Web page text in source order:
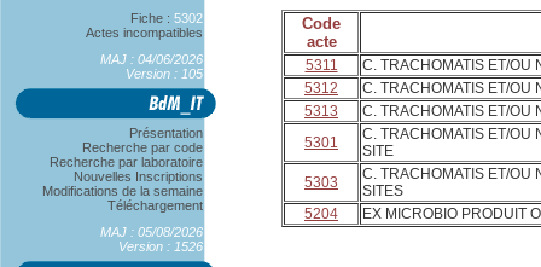
Fiche : 5302
Actes incompatibles
MAJ : 04/06/2026
Version : 105
Présentation
Recherche par code
Recherche par laboratoire
Nouvelles Inscriptions
Modifications de la semaine
Téléchargement
MAJ : 05/08/2026
Version : 1526
Code
acte
5311
C. TRACHOMATIS ET/OU
5312
C. TRACHOMATIS ET/OU
5313
C. TRACHOMATIS ET/OU
5301
C. TRACHOMATIS ET/OU
SITE
5303
C. TRACHOMATIS ET/OU
SITES
5204
EX MICROBIO PRODUIT